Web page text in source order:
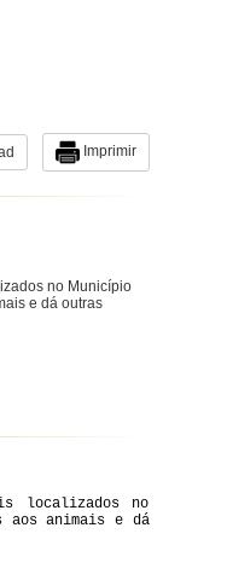
Imprimir
no Município
e dá outras
localizados no
aos animais e dá